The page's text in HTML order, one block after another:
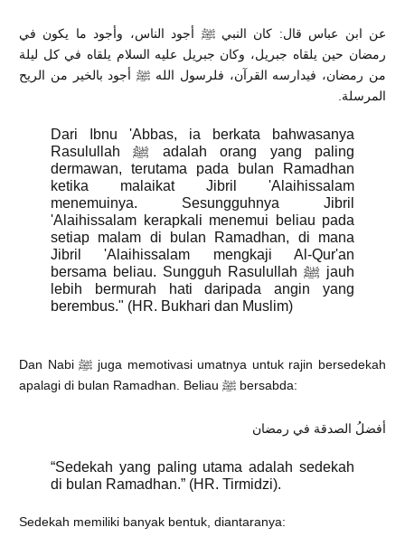
عن ابن عباس قال: كان النبي ﷺ أجود الناس، وأجود ما يكون في
رمضان حين يلقاه جبريل، وكان جبريل عليه السلام يلقاه في كل ليلة
من رمضان، فيدارسه القرآن، فلرسول الله ﷺ أجود بالخير من الريح
المرسلة.
Dari Ibnu 'Abbas, ia berkata bahwasanya
Rasulullah ﷺ adalah orang yang paling
dermawan, terutama pada bulan Ramadhan
ketika malaikat Jibril 'Alaihissalam
menemuinya. Sesungguhnya Jibril
'Alaihissalam kerapkali menemui beliau pada
setiap malam di bulan Ramadhan, di mana
Jibril 'Alaihissalam mengkaji Al-Qur'an
bersama beliau. Sungguh Rasulullah ﷺ jauh
lebih bermurah hati daripada angin yang
berembus." (HR. Bukhari dan Muslim)
Dan Nabi ﷺ juga memotivasi umatnya untuk rajin bersedekah
apalagi di bulan Ramadhan. Beliau ﷺ bersabda:
أفضلُ الصدقة في رمضان
“Sedekah yang paling utama adalah sedekah
di bulan Ramadhan.” (HR. Tirmidzi).
Sedekah memiliki banyak bentuk, diantaranya: